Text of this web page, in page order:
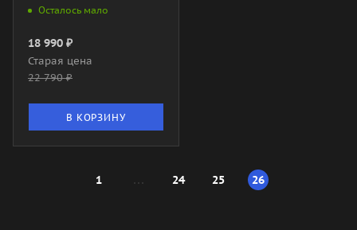
Осталось мало
18 990 ₽
Старая цена
22 790₽
В КОРЗИНУ
1 24 25 26